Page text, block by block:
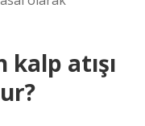
atışı